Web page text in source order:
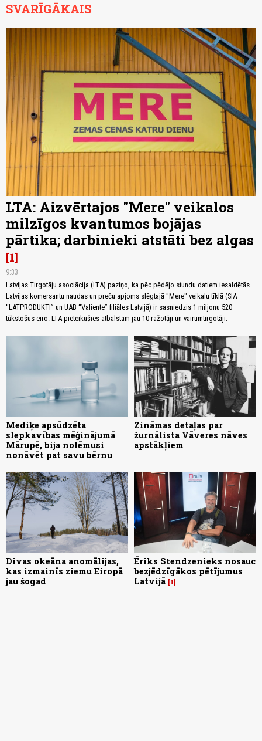
SVARĪGĀKAIS
LTA: Aizvērtajos "Mere" veikalos
milzīgos kvantumos bojājas
pārtika; darbinieki atstāti bez algas
1
9:33
Latvijas Tirgotāju asociācija (LTA) paziņo, ka pēc pēdējo stundu datiem iesaldētās
Latvijas komersantu naudas un preču apjoms slēgtajā "Mere" veikalu tīklā (SIA
“LATPRODUKTI” un UAB “Valiente” filiāles Latvijā) ir sasniedzis 1 miljonu 520
tūkstošus eiro. LTA pieteikušies atbalstam jau 10 ražotāji un vairumtirgotāji.
Mediķe apsūdzēta
slepkavības mēģinājumā
Mārupē, bija nolēmusi
nonāvēt pat savu bērnu
Zināmas detaļas par
žurnālista Vāveres nāves
apstākļiem
Divas okeāna anomālijas,
kas izmainīs ziemu Eiropā
jau šogad
Ēriks Stendzenieks nosauc
bezjēdzīgākos pētījumus
Latvijā 1